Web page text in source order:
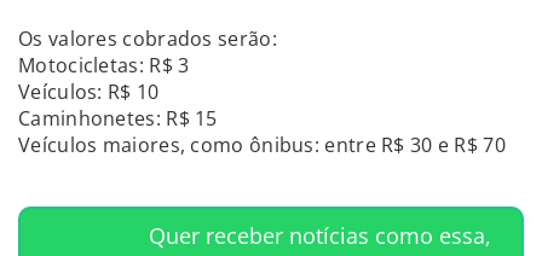
Os valores cobrados serão:
Motocicletas: R$ 3
Veículos: R$ 10
Caminhonetes: R$ 15
Veículos maiores, como ônibus: entre R$ 30 e R$ 70
Quer receber notícias como essa,